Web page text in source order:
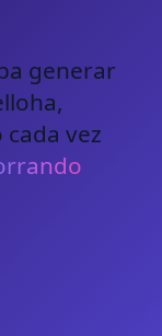
generar
vez